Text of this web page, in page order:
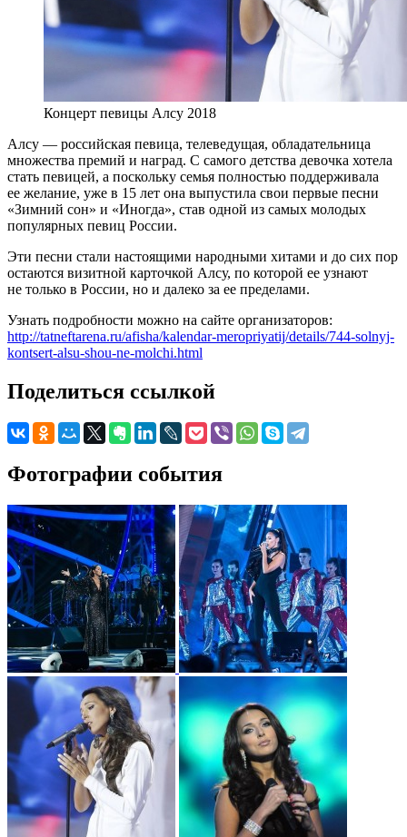
Концерт певицы Алсу 2018
Алсу — российская певица, телеведущая, обладательница
множества премий и наград. С самого детства девочка хотела
стать певицей, а поскольку семья полностью поддерживала
ее желание, уже в 15 лет она выпустила свои первые песни
«Зимний сон» и «Иногда», став одной из самых молодых
популярных певиц России.
Эти песни стали настоящими народными хитами и до сих пор
остаются визитной карточкой Алсу, по которой ее узнают
не только в России, но и далеко за ее пределами.
Узнать подробности можно на сайте организаторов:
http://tatneftarena.ru/afisha/kalendar-meropriyatij/details/744-solnyj-
kontsert-alsu-shou-ne-molchi.html
Поделиться ссылкой
Фотографии события